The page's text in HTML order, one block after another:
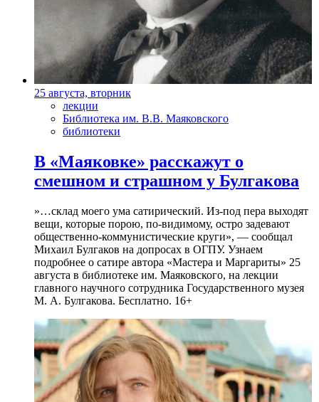
25 августа, вторник
лекции
Библиотека им. В.В. Маяковского
библиотеки
В «Маяковке» расскажут о
смешном и страшном у Булгакова
»…склад моего ума сатирический. Из-под пера выходят
вещи, которые порою, по-видимому, остро задевают
общественно-коммунистические круги», — сообщал
Михаил Булгаков на допросах в ОГПУ. Узнаем
подробнее о сатире автора «Мастера и Маргариты» 25
августа в библиотеке им. Маяковского, на лекции
главного научного сотрудника Государственного музея
М. А. Булгакова. Бесплатно. 16+